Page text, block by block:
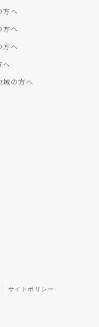
方へ
方へ
方へ
へ
域の方へ
サイトポリシー